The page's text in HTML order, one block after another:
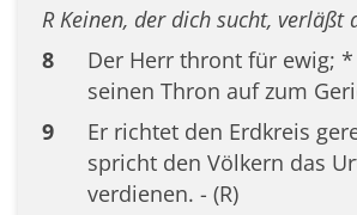
R Keinen, der dich sucht, verläßt
8
Der Herr thront für ewig;
seinen Thron auf zum
9
Er richtet den Erdkreis
spricht den Völkern das
verdienen. - (R)